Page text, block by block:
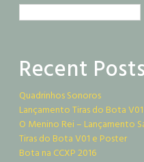
Recent Posts
Quadrinhos Sonoros
Lançamento Tiras do Bota
O Menino Rei – Lançamento
Tiras do Bota V01 e Poster
Bota na CCXP 2016